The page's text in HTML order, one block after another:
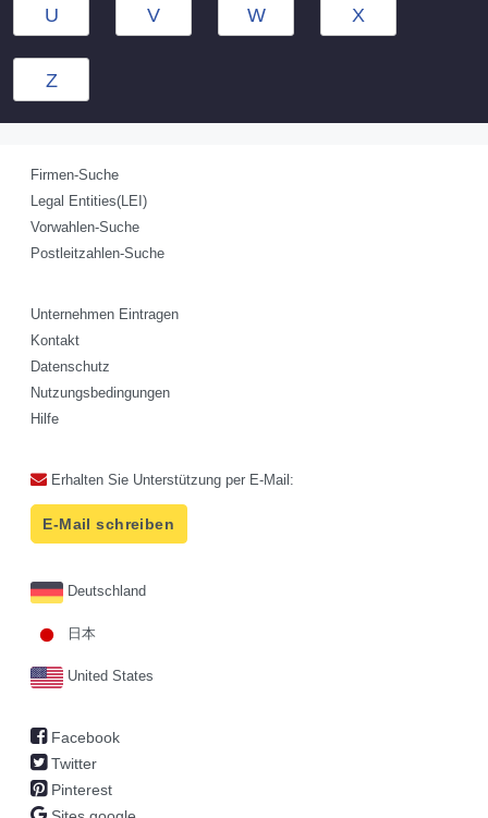
U V W X
Z
Firmen-Suche
Legal Entities(LEI)
Vorwahlen-Suche
Postleitzahlen-Suche
Unternehmen Eintragen
Kontakt
Datenschutz
Nutzungsbedingungen
Hilfe
Erhalten Sie Unterstützung per E-Mail:
E-Mail schreiben
Deutschland
日本
United States
Facebook
Twitter
Pinterest